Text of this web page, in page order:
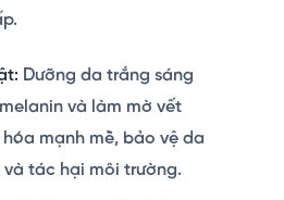
Dưỡng da trắng sáng
và làm mờ vết
mạnh mẽ, bảo vệ da
và tác hại môi trường.